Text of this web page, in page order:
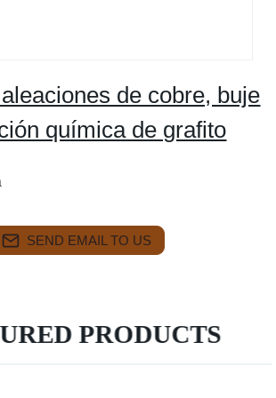
de cobre, buje
química de grafito
SEND EMAIL TO US
PRODUCTS